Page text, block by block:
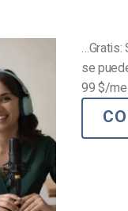
…Gratis:
se
99 $/